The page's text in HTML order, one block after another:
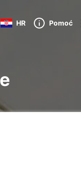
HR Pomoć